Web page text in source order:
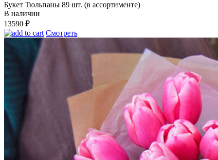
Букет Тюльпаны 89 шт. (в ассортименте)
В наличии
13590 ₽
Смотреть